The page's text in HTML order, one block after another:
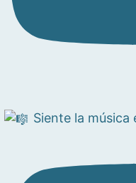
Siente la